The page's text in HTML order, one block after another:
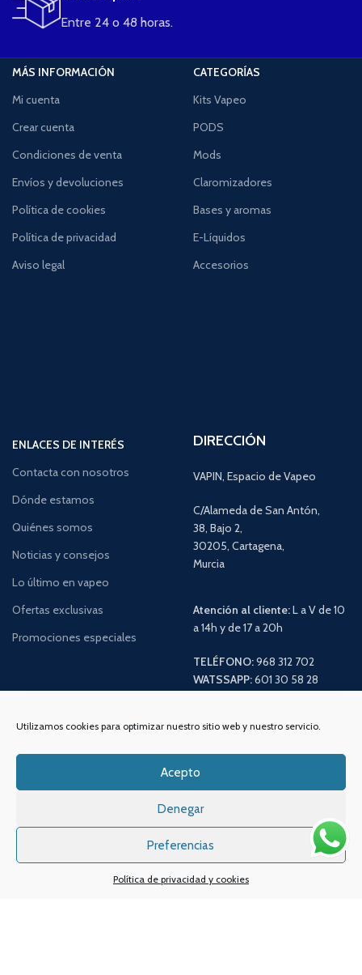
Utilizamos cookies para optimizar nuestro sitio web y nuestro servicio.
Acepto
Denegar
Preferencias
Política de privacidad y cookies
Entre 24 o 48 horas.
MÁS INFORMACIÓN
Mi cuenta
Crear cuenta
Condiciones de venta
Envíos y devoluciones
Política de cookies
Política de privacidad
Aviso legal
CATEGORÍAS
Kits Vapeo
PODS
Mods
Claromizadores
Bases y aromas
E-Líquidos
Accesorios
ENLACES DE INTERÉS
Contacta con nosotros
Dónde estamos
Quiénes somos
Noticias y consejos
Lo último en vapeo
Ofertas exclusivas
Promociones especiales
DIRECCIÓN
VAPIN, Espacio de Vapeo
C/Alameda de San Antón,
38, Bajo 2,
30205, Cartagena,
Murcia
Atención al cliente:L a V de 10
a 14h y de 17 a 20h
TELÉFONO:968 312 702
WATSSAPP:601 30 58 28